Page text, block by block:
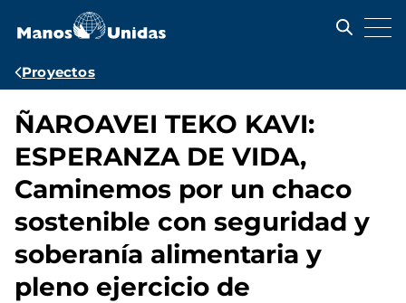
contenido
Ruta
navegación
Proyectos
ÑAROAVEI TEKO KAVI:
ESPERANZA DE VIDA,
Caminemos por un chaco
sostenible con seguridad y
soberanía alimentaria y
pleno ejercicio de